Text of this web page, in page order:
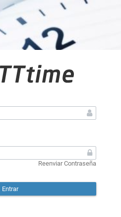
Reenviar Contraseña
Entrar